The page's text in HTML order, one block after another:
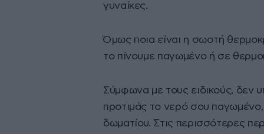
γυναίκες.
Όμως ποια είναι η σωστή
το πίνουμε παγωμένο ή σε
Σύμφωνα με τους ειδικούς, δεν
προτιμάς το νερό σου
δωματίου. Στις περισσότερες